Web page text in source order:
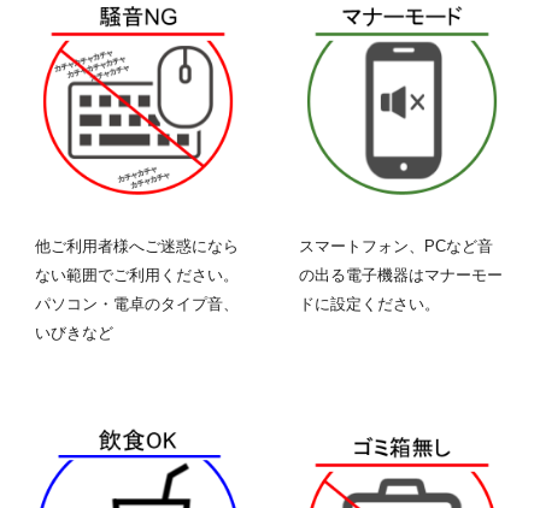
他ご利用者様へご迷惑になら
ない範囲でご利用ください。
パソコン・電卓のタイプ音、
いびきなど
スマートフォン、PCなど音
の出る電子機器はマナーモー
ドに設定ください。